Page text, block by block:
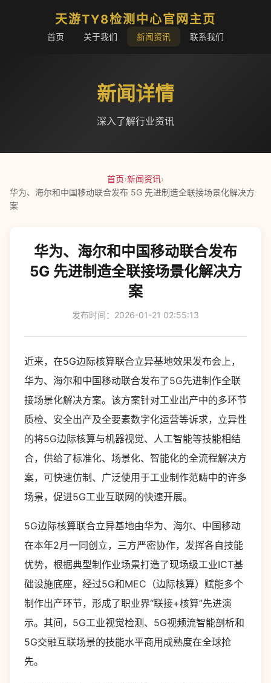
天游TY8检测中心官网主页
首页 关于我们 新闻资讯 联系我们
新闻详情
深入了解行业资讯
首页›新闻资讯›
华为、海尔和中国移动联合发布 5G 先进制造全联接场景化解决方
案
华为、海尔和中国移动联合发布
5G 先进制造全联接场景化解决方
案
发布时间：2026-01-21 02:55:13
近来，在5G边际核算联合立异基地效果发布会上，
华为、海尔和中国移动联合发布了5G先进制作全联
接场景化解决方案。该方案针对工业出产中的多环节
质检、安全出产及全要素数字化运营等诉求，立异性
的将5G边际核算与机器视觉、人工智能等技能相结
合，供给了标准化、场景化、智能化的全流程解决方
案，可快速仿制、广泛使用于工业制作范畴中的许多
场景，促进5G工业互联网的快速开展。
5G边际核算联合立异基地由华为、海尔、中国移动
在本年2月一同创立，三方严密协作，发挥各自技能
优势，根据典型制作业场景打造了现场级工业ICT基
础设施底座，经过5G和MEC（边际核算）赋能多个
制作出产环节，形成了职业界“联接+核算”先进演
示。其间，5G工业视觉检测、5G视频流智能剖析和
5G交融互联场景的技能水平商用成熟度在全球抢
先。